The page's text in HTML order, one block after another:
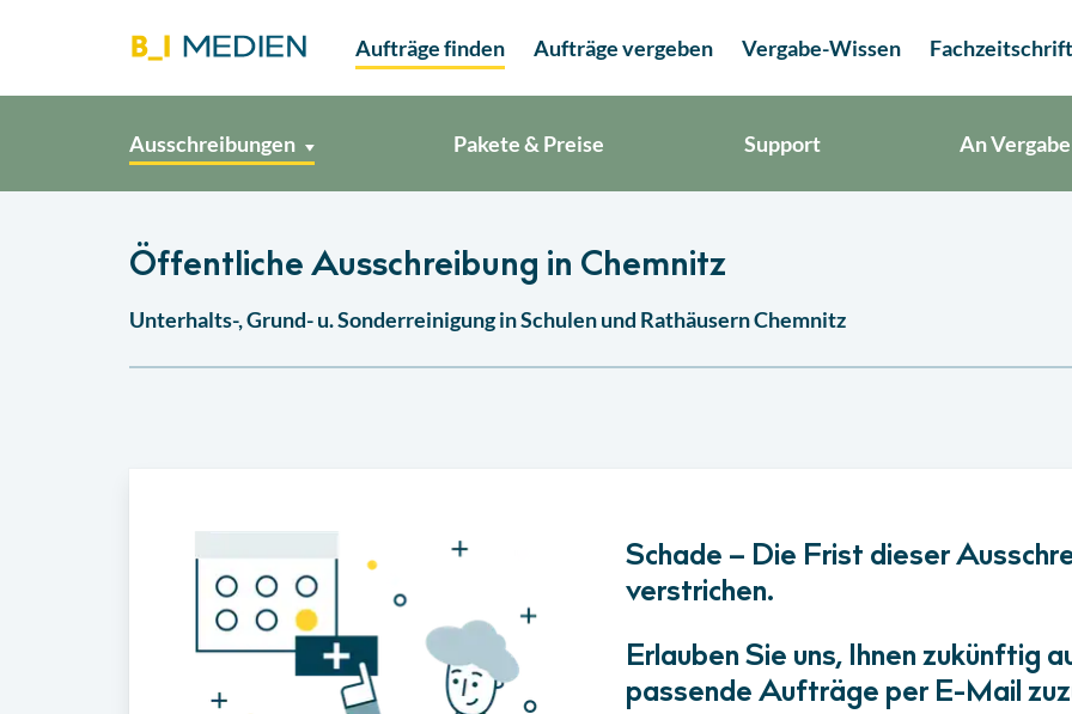
Aufträge finden Aufträge vergeben Vergabe-Wissen
Ausschreibungen Pakete & Preise Support An
Öffentliche Ausschreibung in Chemnitz
Unterhalts-, Grund- u. Sonderreinigung in Schulen und Rathäusern Chemnitz
Schade – Die Frist dieser
verstrichen.
Erlauben Sie uns, Ihnen zukünftig
passende Aufträge per E-Mail